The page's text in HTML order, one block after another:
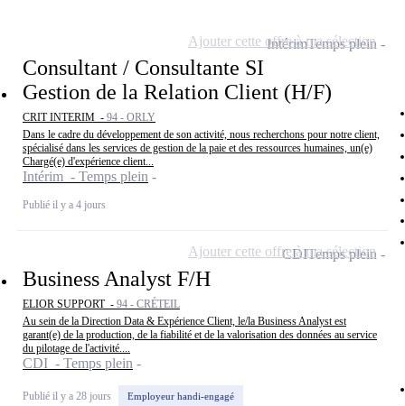
Consultant / Consultante SI
Gestion de la Relation Client (H/F)
CRIT INTERIM - 94 - ORLY
Dans le cadre du développement de son activité, nous recherchons pour notre client,
spécialisé dans les services de gestion de la paie et des ressources humaines, un(e)
Chargé(e) d'expérience client...
Intérim - Temps plein
Publié il y a 4 jours
IntérimTemps plein
Ajouter cette offre à ma sélection
Business Analyst F/H
ELIOR SUPPORT - 94 - CRÉTEIL
Au sein de la Direction Data & Expérience Client, le/la Business Analyst est
garant(e) de la production, de la fiabilité et de la valorisation des données au service
du pilotage de l'activité....
CDI - Temps plein
Publié il y a 28 jours Employeur handi-engagé
CDITemps plein
Ajouter cette offre à ma sélection